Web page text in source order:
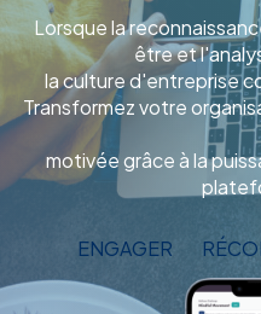
Lorsque la
être et
la culture d'entreprise
Transformez votre
motivée grâce à la
ENGAGER